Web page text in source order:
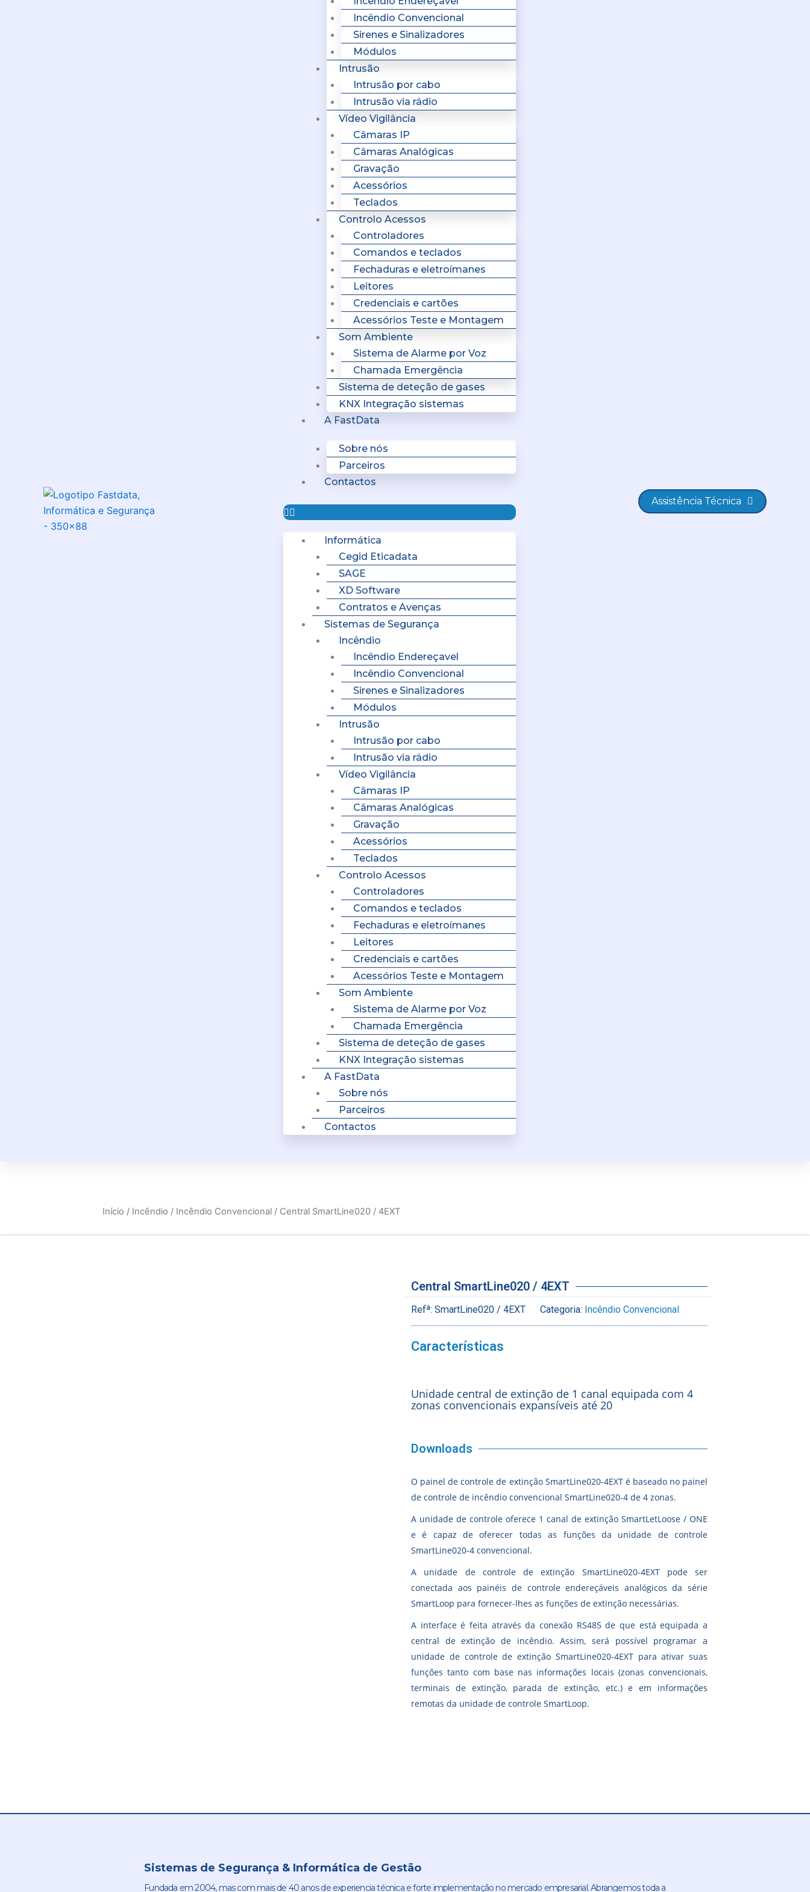
Incêndio Convencional
Sirenes e Sinalizadores
Módulos
Intrusão
Intrusão por cabo
Intrusão via rádio
Vídeo Vigilância
Câmaras IP
Câmaras Analógicas
Gravação
Acessórios
Teclados
Controlo Acessos
Controladores
Comandos e teclados
Fechaduras e eletroímanes
Leitores
Credenciais e cartões
Acessórios Teste e Montagem
Som Ambiente
Sistema de Alarme por Voz
Chamada Emergência
Sistema de deteção de gases
KNX Integração sistemas
A FastData
Sobre nós
Parceiros
Contactos
Informática
Cegid Eticadata
SAGE
XD Software
Contratos e Avenças
Sistemas de Segurança
Incêndio
Incêndio Endereçavel
Incêndio Convencional
Sirenes e Sinalizadores
Módulos
Intrusão
Intrusão por cabo
Intrusão via rádio
Vídeo Vigilância
Câmaras IP
Câmaras Analógicas
Gravação
Acessórios
Teclados
Controlo Acessos
Controladores
Comandos e teclados
Fechaduras e eletroímanes
Leitores
Credenciais e cartões
Acessórios Teste e Montagem
Som Ambiente
Sistema de Alarme por Voz
Chamada Emergência
Sistema de deteção de gases
KNX Integração sistemas
A FastData
Sobre nós
Parceiros
Contactos
Assistência Técnica
Início / Incêndio / Incêndio Convencional / Central SmartLine020 / 4EXT
Central SmartLine020 / 4EXT
Refª: SmartLine020 / 4EXT Categoria: Incêndio Convencional
Características
Unidade central de extinção de 1 canal equipada com 4
zonas convencionais expansíveis até 20
Downloads
O painel de controle de extinção SmartLine020-4EXT é baseado no painel
de controle de incêndio convencional SmartLine020-4 de 4 zonas.
A unidade de controle oferece 1 canal de extinção SmartLetLoose / ONE
e é capaz de oferecer todas as funções da unidade de controle
SmartLine020-4 convencional.
A unidade de controle de extinção SmartLine020-4EXT pode ser
conectada aos painéis de controle endereçáveis ​​analógicos da série
SmartLoop para fornecer-lhes as funções de extinção necessárias.
A interface é feita através da conexão RS485 de que está equipada a
central de extinção de incêndio.Assim, será possível programar a
unidade de controle de extinção SmartLine020-4EXT para ativar suas
funções tanto com base nas informações locais (zonas convencionais,
terminais de extinção, parada de extinção, etc.) e em informações
remotas da unidade de controle SmartLoop.
Sistemas de Segurança & Informática de Gestão
Fundada em 2004, mas com mais de 40 anos de experiencia técnica e forte implementação no mercado empresarial. Abrangemos toda a